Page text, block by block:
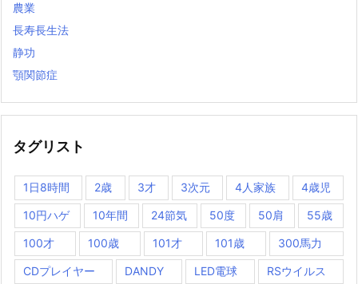
農業
長寿長生法
静功
顎関節症
タグリスト
1日8時間 2歳 3才 3次元 4人家族 4歳児
10円ハゲ 10年間 24節気 50度 50肩 55歳
100才 100歳 101才 101歳 300馬力
CDプレイヤー DANDY LED電球 RSウイルス